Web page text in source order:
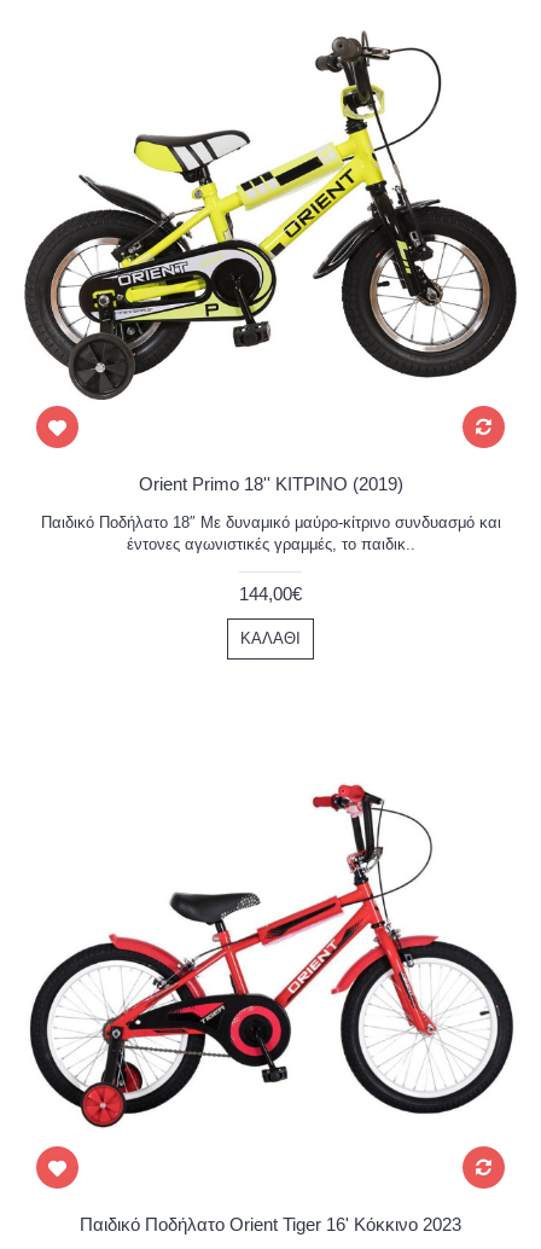
Orient Primo 18'' ΚΙΤΡΙΝΟ (2019)
Παιδικό Ποδήλατο 18″ Με δυναμικό μαύρο-κίτρινο συνδυασμό και
έντονες αγωνιστικές γραμμές, το παιδικ..
144,00€
ΚΑΛΆΘΙ
Παιδικό Ποδήλατο Orient Tiger 16' Κόκκινο 2023